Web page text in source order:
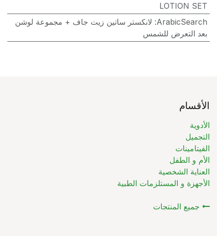
LOTION SET
ArabicSearch
: لانكستر ساتين زيت جاف + مجموعة لوشن
بعد التعرض للشمس
الأقسام
الأدوية
التجميل
الفيتامينات
الأم و الطفل
العناية الشخصية
الأجهزة و المستلزمات الطبية
جميع المنتجات